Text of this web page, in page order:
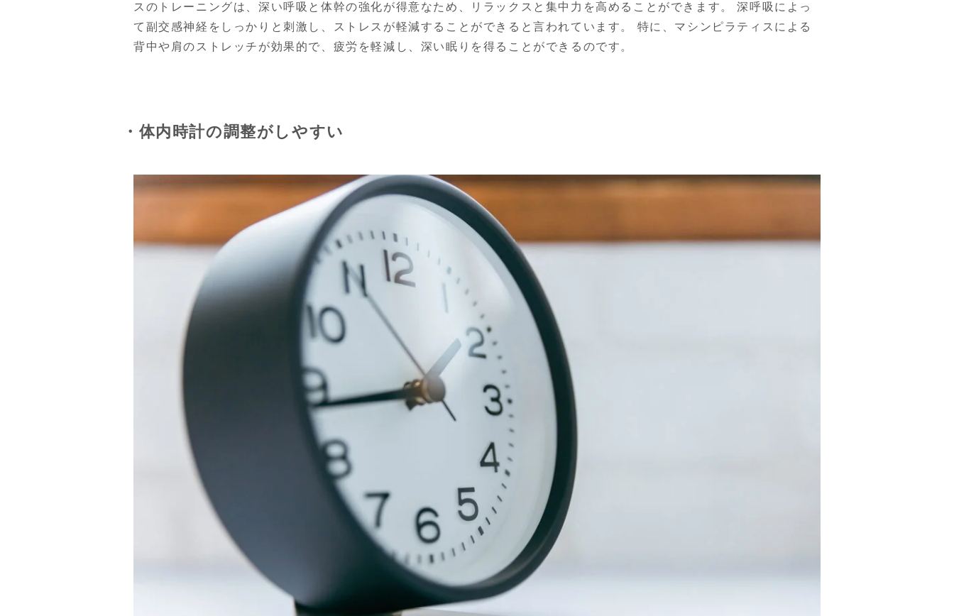
スのトレーニングは、深い呼吸と体幹の強化が得意なため、リラックスと集中力を高めることができます。 深呼吸によっ
て副交感神経をしっかりと刺激し、ストレスが軽減することができると言われています。 特に、マシンピラティスによる
背中や肩のストレッチが効果的で、疲労を軽減し、深い眠りを得ることができるのです。
・体内時計の調整がしやすい